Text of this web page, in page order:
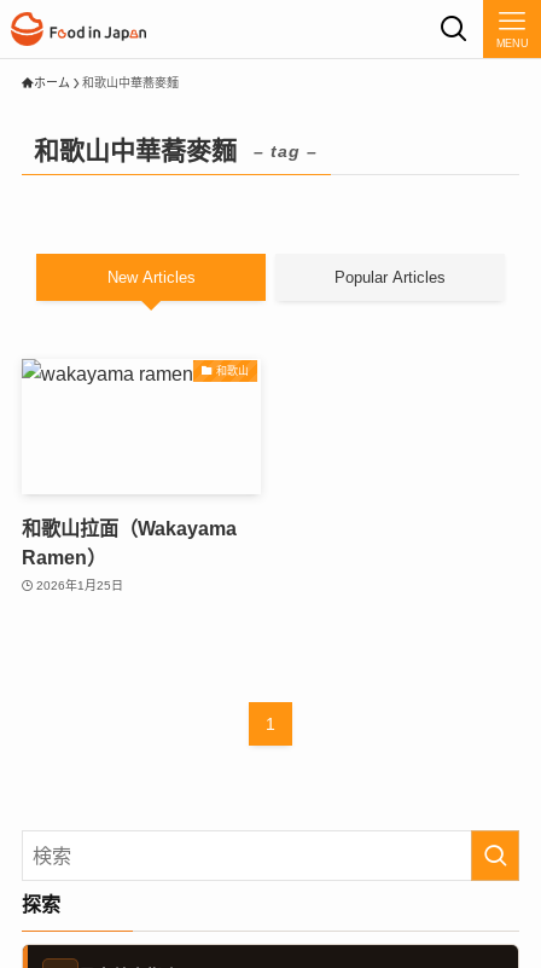
MENU
ホーム 和歌山中華蕎麥麵
和歌山中華蕎麥麵 – tag –
New Articles Popular Articles
和歌山
和歌山拉面（Wakayama
Ramen）
2026年1月25日
1
探索